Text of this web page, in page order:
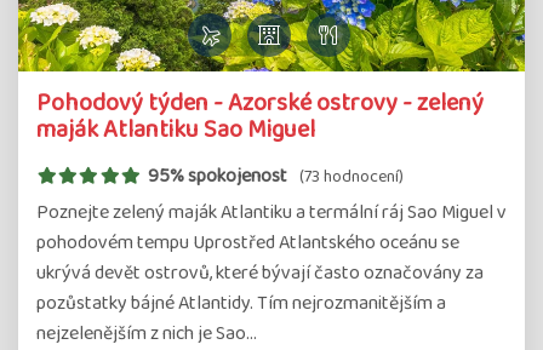
Pohodový týden - Azorské ostrovy - zelený
maják Atlantiku Sao Miguel
95% spokojenost (73 hodnocení)
Poznejte zelený maják Atlantiku a termální ráj Sao Miguel v
pohodovém tempu Uprostřed Atlantského oceánu se
ukrývá devět ostrovů, které bývají často označovány za
pozůstatky bájné Atlantidy. Tím nejrozmanitějším a
nejzelenějším z nich je Sao…